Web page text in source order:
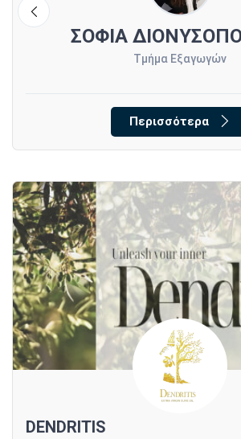
ΣΟΦΙΑ
Τμήμα Εξαγωγών
Περισσότερα
DENDRITIS